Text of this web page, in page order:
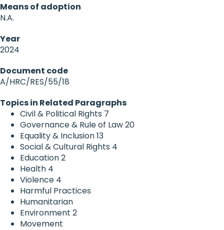
Means of adoption
N.A.
Year
2024
Document code
A/HRC/RES/55/18
Topics in Related Paragraphs
Civil & Political Rights 7
Governance & Rule of Law20
Equality & Inclusion13
Social & Cultural Rights 4
Education2
Health 4
Violence 4
Harmful Practices
Humanitarian
Environment 2
Movement